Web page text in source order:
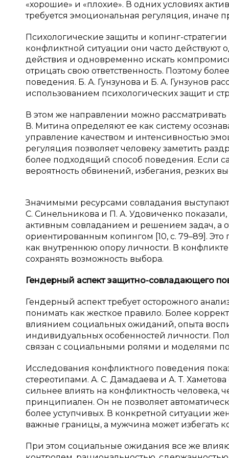
«хорошие» и «плохие». В одних условиях
требуется эмоциональная регуляция, иначе
Психологические защиты и копинг-
конфликтной ситуации они часто
действия и одновременно искать
отрицать свою ответственность. Поэтому
поведения. Б. А. Гунзунова и Б. А. Гунзунов
использованием психологических защит и
В этом же направлении можно
В. Митина определяют ее как систему
управление качеством и интенсивностью
регуляция позволяет человеку заметить
более подходящий способ поведения. Если
вероятность обвинений, избегания, резких
Значимыми ресурсами совладания
С. Синельникова и П. А. Удовиченко
активным совладанием и решением задач, а
ориентированным копингом [10, с. 79–89].
как внутреннюю опору личности. В
сохранять возможность выбора.
Гендерный аспект защитно-совладающего
Гендерный аспект требует осторожного
понимать как жесткое правило. Более
влиянием социальных ожиданий, опыта
индивидуальных особенностей личности.
связан с социальными ролями и моделями
Исследования конфликтного поведения
стереотипами. А. С. Дамадаева и А. Т.
сильнее влиять на конфликтность человека,
принципиален. Он не позволяет
более уступчивых. В конкретной ситуации
важные границы, а мужчина может избегать
При этом социальные ожидания все же